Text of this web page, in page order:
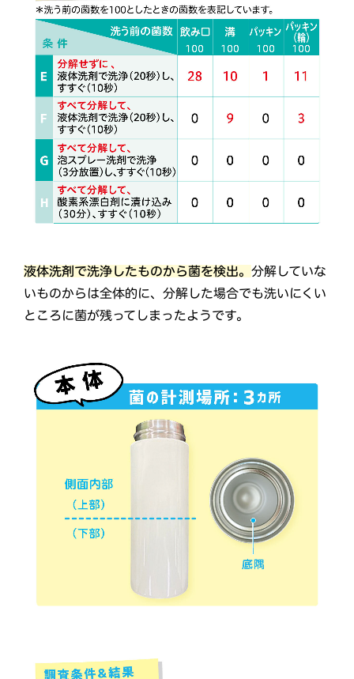
液体洗剤で洗浄したものから菌を検出。分解していな
いものからは全体的に、分解した場合でも洗いにくい
ところに菌が残ってしまったようです。